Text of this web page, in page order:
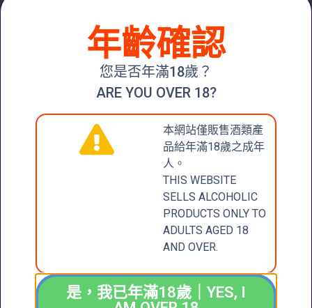
Romanee Conti 1994
年齡確認
您是否年滿18歲？
ARE YOU OVER 18?
本網站僅販售酒類產
品給年滿18歲之成年
人。
THIS WEBSITE
SELLS ALCOHOLIC
PRODUCTS ONLY TO
ADULTS AGED 18
AND OVER.
是，我已年滿18歲｜YES, I